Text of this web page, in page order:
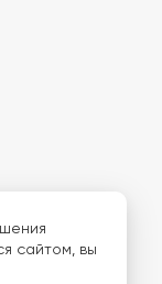
сайтом, вы